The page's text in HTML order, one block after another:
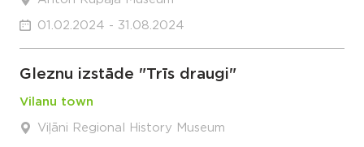
01.02.2024 - 31.08.2024
Gleznu izstāde "Trīs draugi"
Vilanu town
Viļāni Regional History Museum